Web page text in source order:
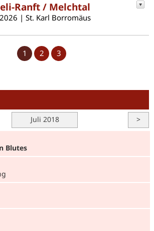
Ranft / Melchtal
| St. Karl Borromäus
1 2 3
>
Juli 2018
Blutes